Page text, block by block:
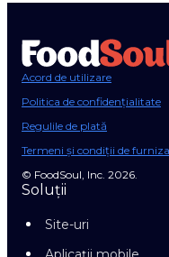
Acord de utilizare
Politica de confidențialitate
Regulile de plată
Termeni și condiții de
© FoodSoul, Inc. 2026.
Soluții
Site-uri